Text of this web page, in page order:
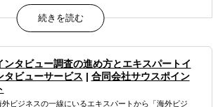
助金×事業化」、補助金や制度を活用して海
せます
心としたプロの支援者集団、「補助金取れ
」のブローカーではありません
業化にこだわった補助金申請支援、採択後
ート
ンタビュー調査の進め方とエキスパートイ
タビューサービス | 合同会社サウスポイン
外ビジネスの一線にいるエキスパートから 「海外ビジ